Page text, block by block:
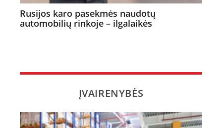
Rusijos karo pasekmės naudotų
automobilių rinkoje – ilgalaikės
ĮVAIRENYBĖS